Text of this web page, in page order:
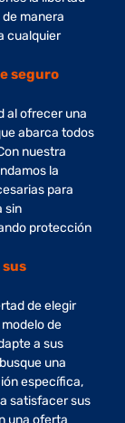
manera
cualquier
seguro
al ofrecer una
abarca todos
nuestra
la
para
sin
protección
de elegir
de
a sus
una
específica,
satisfacer sus
una oferta